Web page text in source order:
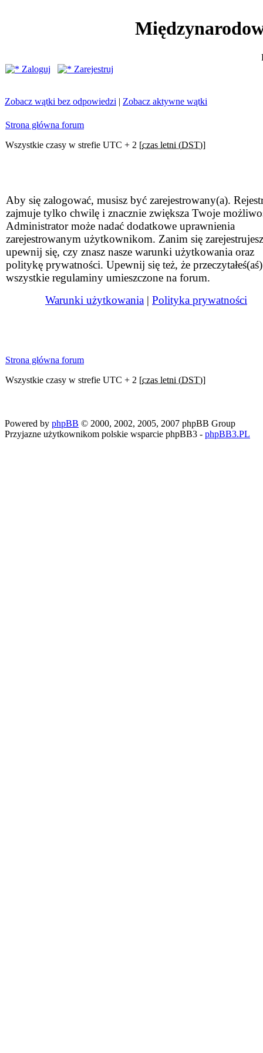
Zaloguj
Zarejestruj
Zobacz wątki bez odpowiedzi | Zobacz aktywne wątki
Strona główna forum
Wszystkie czasy w strefie UTC + 2 [czas letni (DST)]
Aby się zalogować, musisz być zarejestrowany(a).
zajmuje tylko chwilę i znacznie zwiększa Twoje
Administrator może nadać dodatkowe uprawnienia
zarejestrowanym użytkownikom. Zanim się
upewnij się, czy znasz nasze warunki użytkowania oraz
politykę prywatności. Upewnij się też, że przeczytałeś(aś)
wszystkie regulaminy umieszczone na forum.
Warunki użytkowania | Polityka prywatności
Strona główna forum
Wszystkie czasy w strefie UTC + 2 [czas letni (DST)]
Powered by phpBB © 2000, 2002, 2005, 2007 phpBB Group
Przyjazne użytkownikom polskie wsparcie phpBB3 - phpBB3.PL